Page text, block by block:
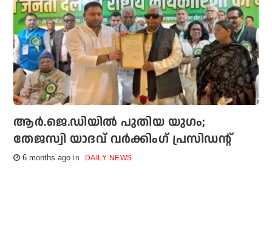
ആര്‍.ജെ.ഡിയില്‍ പുതിയ യുഗം;
തേജസ്വി യാദവ് വര്‍ക്കിംഗ് പ്രസിഡന്റ്
6 months ago DAILY NEWS